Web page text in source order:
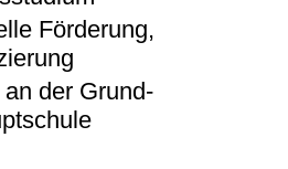
Förderung,
der Grund-